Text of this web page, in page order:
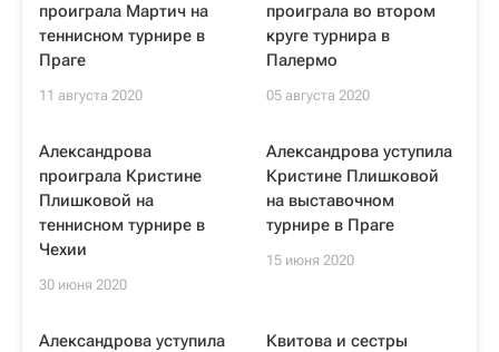
проиграла Мартич на
теннисном турнире в
Праге
11 августа 2020
проиграла во втором
круге турнира в
Палермо
05 августа 2020
Александрова
проиграла Кристине
Плишковой на
теннисном турнире в
Чехии
30 июня 2020
Александрова уступила
Кристине Плишковой
на выставочном
турнире в Праге
15 июня 2020
Александрова уступила
Квитова и сестры